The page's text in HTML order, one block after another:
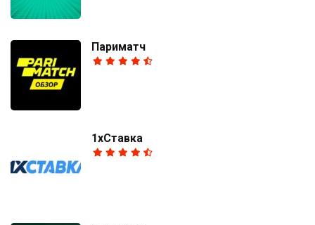
Париматч
1хСтавка